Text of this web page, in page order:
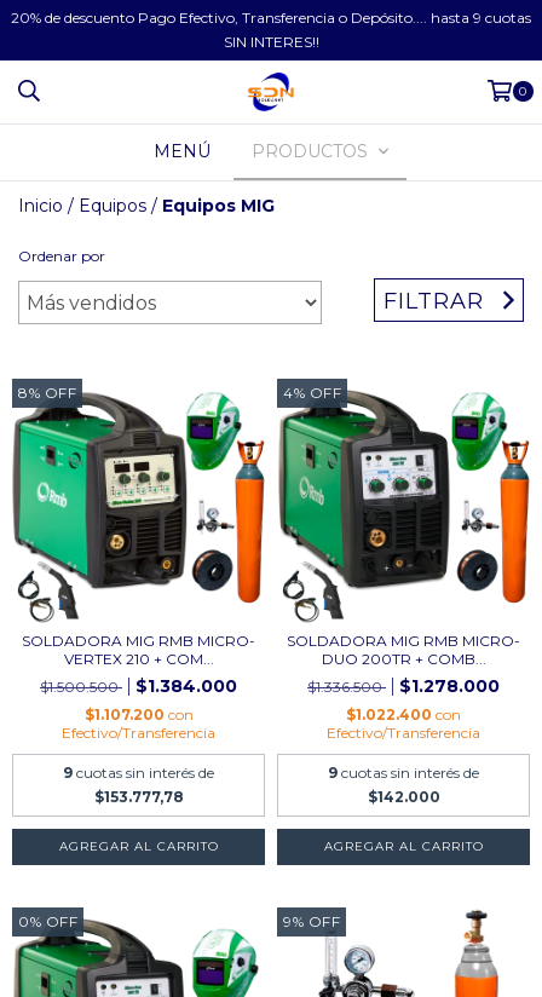
20% de descuento Pago Efectivo, Transferencia o Depósito.... hasta 9 cuotas
SIN INTERES!!
0
MENÚ PRODUCTOS
Inicio / Equipos / Equipos MIG
Ordenar por
FILTRAR
8% OFF
SOLDADORA MIG RMB MICRO-
VERTEX 210 + COM...
$1.500.500
$1.384.000
$1.107.200 con
Efectivo/Transferencia
9 cuotas sin interés de
$153.777,78
AGREGAR AL CARRITO
4% OFF
SOLDADORA MIG RMB MICRO-
DUO 200TR + COMB...
$1.336.500
$1.278.000
$1.022.400 con
Efectivo/Transferencia
9 cuotas sin interés de
$142.000
AGREGAR AL CARRITO
0% OFF 9% OFF